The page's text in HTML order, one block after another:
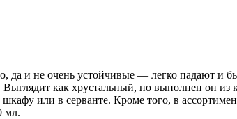
да и не очень устойчивые — легко падают и
Выглядит как хрустальный, но выполнен он из
или в серванте. Кроме того, в
мл.